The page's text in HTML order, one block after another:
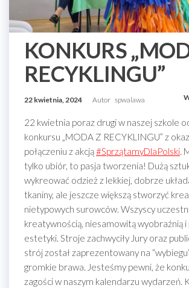
KONKURS
RECYKLINGU”
22 kwietnia, 2024 Autor spwalawa
22 kwietnia poraz drugi w naszej szkole
konkursu „MODA Z RECYKLINGU” z
połączeniu z akcją#SprzątamyDlaPolski.
tylko ubiór, to pasja tworzenia! Dużą
wykreować odzież z lekkiej, dobrze
tkaniny, ale jeszcze większą stworzyć
nietypowych surowców. Wszyscy
kreatywnością, niesamowitą wyobraźnią i
estetyki. Stroje zachwyciły Jury oraz
strój został zaprezentowany na
gromkie brawa. Jesteśmy pewni, że
zagości w naszym kalendarzu wydarzeń.